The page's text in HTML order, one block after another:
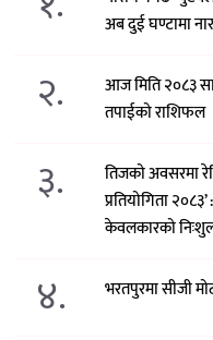
अब दुई घण्टामा
२.
आज मिति २०८३
तपाईको राशिफल
३.
तिजको अवसरमा
प्रतियोगिता
केवलकारको
४. भरतपुरमा सीजी